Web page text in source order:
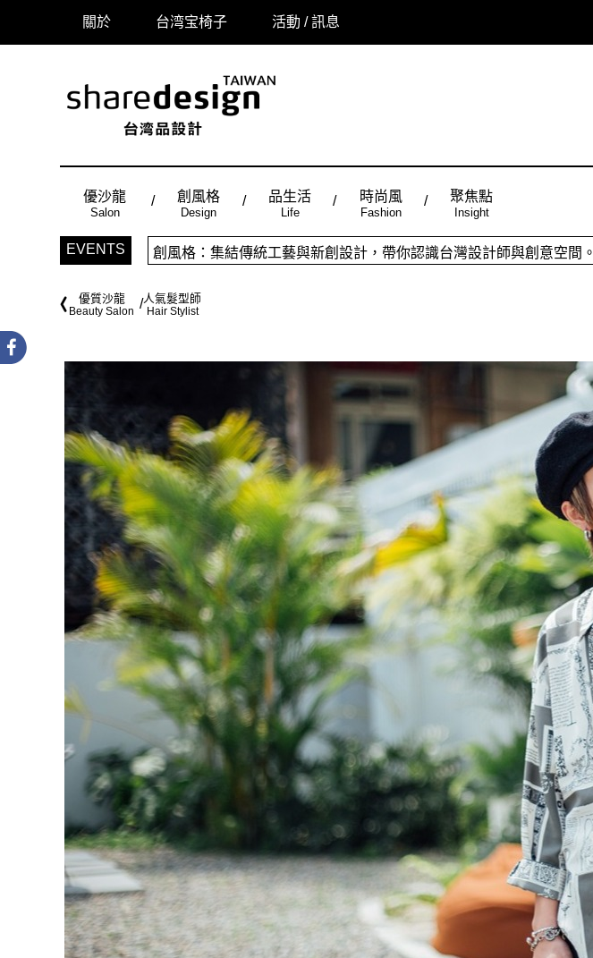
關於 台湾宝椅子 活動 / 訊息
優沙龍
Salon
創風格
Design
品生活
Life
時尚風
Fashion
聚焦點
Insight
EVENTS
創風格：集結傳統工藝與新創設計，帶你認識台灣設計師與創意空間。
優質沙龍
Beauty Salon
人氣髮型師
Hair Stylist